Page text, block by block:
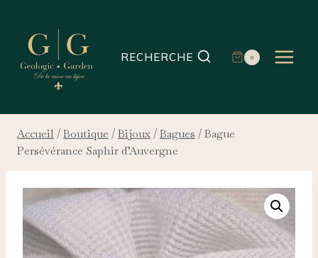
contenu
RECHERCHE 0
Accueil / Boutique / Bijoux / Bagues / Bague
Persévérance Saphir d’Auvergne